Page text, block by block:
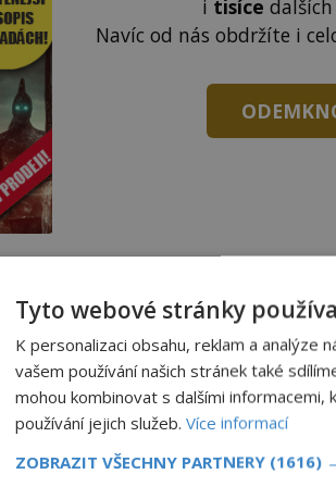
i tisíce
Navíc od nás obdržíte i
pouze tento článek, můžete
číselný kód, který opíšete do
tlačítko jej odemknete.
ve tvaru "CTU CLANEK" odešlete
Tyto webové stránky
K personalizaci obsahu, reklam a analýze
vašem používání našich stránek také
mohou kombinovat s dalšími
používání jejich služeb. Více informací
ZOBRAZIT VŠECHNY PARTNERY (1616)